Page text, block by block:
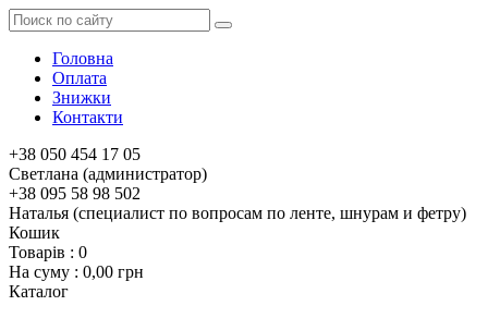
Головна
Оплата
Знижки
Контакти
+38 050 454 17 05
Светлана (администратор)
+38 095 58 98 502
Наталья (специалист по вопросам по ленте, шнурам и фетру)
Кошик
Товарів : 0
На суму : 0,00 грн
Каталог